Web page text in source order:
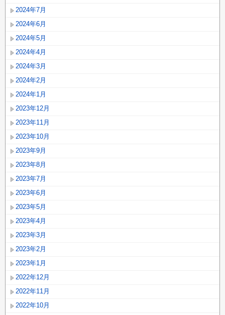
2024年7月
2024年6月
2024年5月
2024年4月
2024年3月
2024年2月
2024年1月
2023年12月
2023年11月
2023年10月
2023年9月
2023年8月
2023年7月
2023年6月
2023年5月
2023年4月
2023年3月
2023年2月
2023年1月
2022年12月
2022年11月
2022年10月